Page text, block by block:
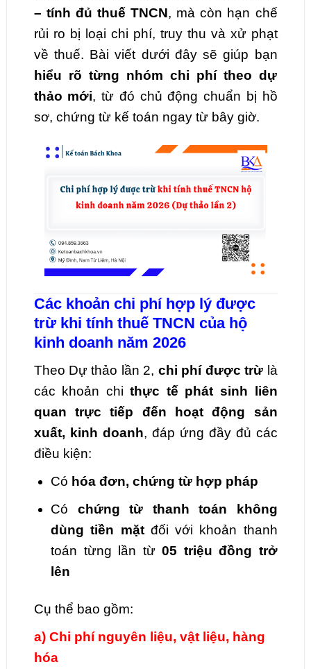
– tính đủ thuế TNCN, mà còn hạn chế
rủi ro bị loại chi phí, truy thu và xử phạt
về thuế. Bài viết dưới đây sẽ giúp bạn
hiểu rõ từng nhóm chi phí theo dự
thảo mới, từ đó chủ động chuẩn bị hồ
sơ, chứng từ kế toán ngay từ bây giờ.
Các khoản chi phí hợp lý được
trừ khi tính thuế TNCN của hộ
kinh doanh năm 2026
Theo Dự thảo lần 2, chi phí được trừ là
các khoản chithực tế phát sinh liên
quan trực tiếp đến hoạt động sản
xuất, kinh doanh, đáp ứng đầy đủ các
điều kiện:
Có hóa đơn, chứng từ hợp pháp
Có chứng từ thanh toán không
dùng tiền mặtđối với khoản thanh
toán từng lần từ05 triệu đồng trở
lên
Cụ thể bao gồm:
a) Chi phí nguyên liệu, vật liệu, hàng
hóa